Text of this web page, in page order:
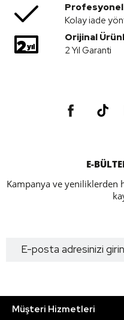
Kolay iade
Orijinal
2 Yıl Garanti
E-
Kampanya ve yeniliklerden
Müşteri Hizmetleri